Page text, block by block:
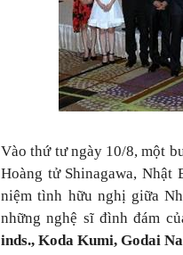
Vào thứ tư ngày 10/8, một
Hoàng tử Shinagawa,
niệm tình hữu nghị giữa
những nghệ sĩ đình đám
inds., Koda Kumi, Godai